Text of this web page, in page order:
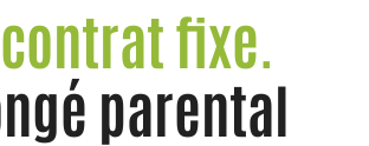
fixe.
parental